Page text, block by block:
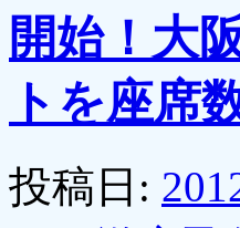
開始！大
トを座席
投稿日: